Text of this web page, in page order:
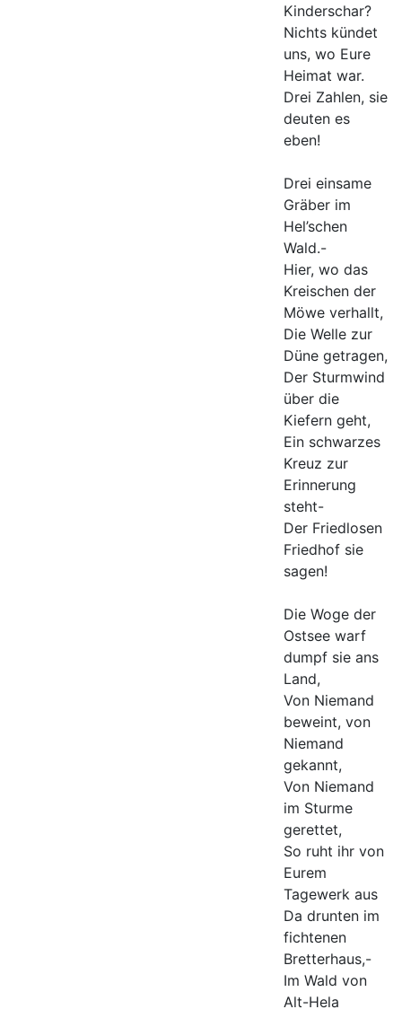
Kinderschar?
Nichts kündet
uns, wo Eure
Heimat war.
Drei Zahlen, sie
deuten es
eben!
Drei einsame
Gräber im
Hel’schen
Wald.-
Hier, wo das
Kreischen der
Möwe verhallt,
Die Welle zur
Düne getragen,
Der Sturmwind
über die
Kiefern geht,
Ein schwarzes
Kreuz zur
Erinnerung
steht-
Der Friedlosen
Friedhof sie
sagen!
Die Woge der
Ostsee warf
dumpf sie ans
Land,
Von Niemand
beweint, von
Niemand
gekannt,
Von Niemand
im Sturme
gerettet,
So ruht ihr von
Eurem
Tagewerk aus
Da drunten im
fichtenen
Bretterhaus,-
Im Wald von
Alt-Hela